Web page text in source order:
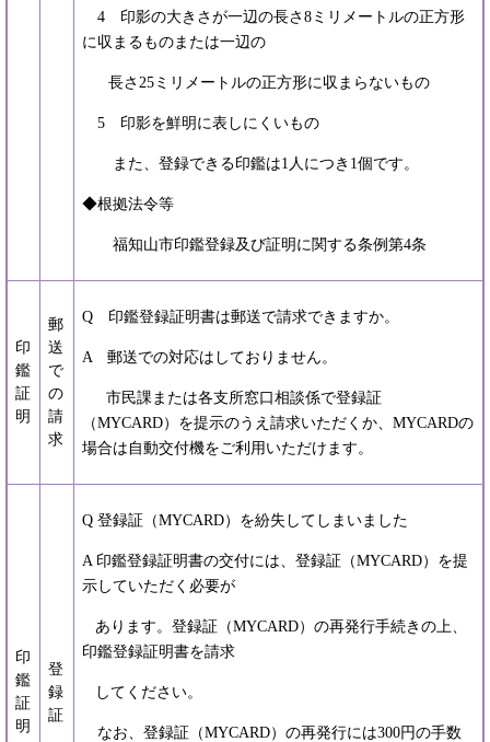
4 印影の大きさが一辺の長さ8ミリメートルの正方形
に収まるものまたは一辺の
長さ25ミリメートルの正方形に収まらないもの
5 印影を鮮明に表しにくいもの
また、登録できる印鑑は1人につき1個です。
◆根拠法令等
福知山市印鑑登録及び証明に関する条例第4条
印
鑑
証
明
郵
送
で
の
請
求
Q 印鑑登録証明書は郵送で請求できますか。
A 郵送での対応はしておりません。
市民課または各支所窓口相談係で登録証
（MYCARD）を提示のうえ請求いただくか、MYCARDの
場合は自動交付機をご利用いただけます。
印
鑑
証
明
登
録
証
Q 登録証（MYCARD）を紛失してしまいました
A 印鑑登録証明書の交付には、登録証（MYCARD）を提
示していただく必要が
あります。登録証（MYCARD）の再発行手続きの上、
印鑑登録証明書を請求
してください。
なお、登録証（MYCARD）の再発行には300円の手数